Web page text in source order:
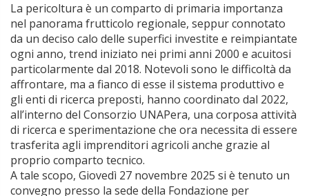
La pericoltura è un comparto di primaria importanza
nel panorama frutticolo regionale, seppur connotato
da un deciso calo delle superfici investite e reimpiantate
ogni anno, trend iniziato nei primi anni 2000 e acuitosi
particolarmente dal 2018. Notevoli sono le difficoltà da
affrontare, ma a fianco di esse il sistema produttivo e
gli enti di ricerca preposti, hanno coordinato dal 2022,
all’interno del Consorzio UNAPera, una corposa attività
di ricerca e sperimentazione che ora necessita di essere
trasferita agli imprenditori agricoli anche grazie al
proprio comparto tecnico.
A tale scopo, Giovedì 27 novembre 2025 si è tenuto un
convegno presso la sede della Fondazione per